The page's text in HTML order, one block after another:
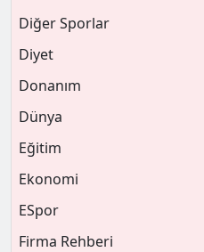
Diğer Sporlar
Diyet
Donanım
Dünya
Eğitim
Ekonomi
ESpor
Firma Rehberi